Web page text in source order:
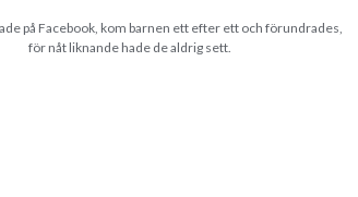
på Facebook, kom barnen ett efter ett och förundrades,
för nåt liknande hade de aldrig sett.